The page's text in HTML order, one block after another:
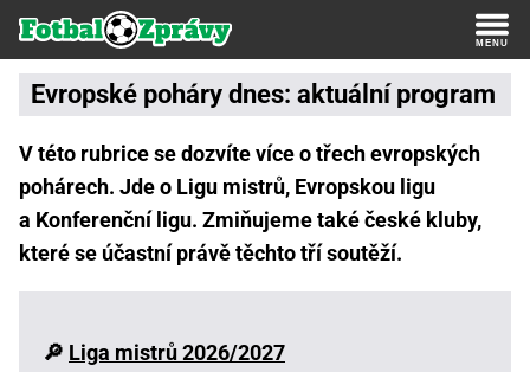
Evropské poháry dnes: aktuální program
V této rubrice se dozvíte více o třech evropských
pohárech. Jde o Ligu mistrů, Evropskou ligu
a Konferenční ligu. Zmiňujeme také české kluby,
které se účastní právě těchto tří soutěží.
🔎 Liga mistrů 2026/2027